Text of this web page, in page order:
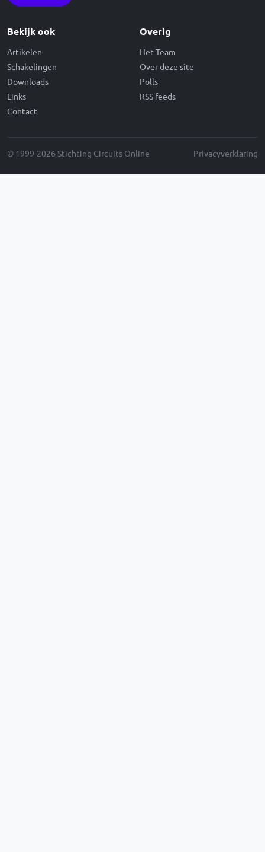
Bekijk ook
Artikelen
Schakelingen
Downloads
Links
Contact
Overig
Het Team
Over deze site
Polls
RSS feeds
© 1999-2026 Stichting Circuits Online Privacyverklaring